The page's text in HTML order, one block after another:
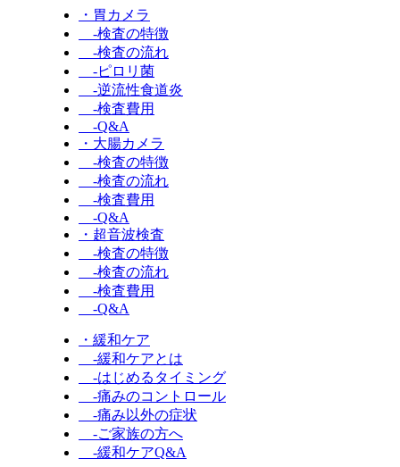
・胃カメラ
-検査の特徴
-検査の流れ
-ピロリ菌
-逆流性食道炎
-検査費用
-Q&A
・大腸カメラ
-検査の特徴
-検査の流れ
-検査費用
-Q&A
・超音波検査
-検査の特徴
-検査の流れ
-検査費用
-Q&A
・緩和ケア
-緩和ケアとは
-はじめるタイミング
-痛みのコントロール
-痛み以外の症状
-ご家族の方へ
-緩和ケアQ&A